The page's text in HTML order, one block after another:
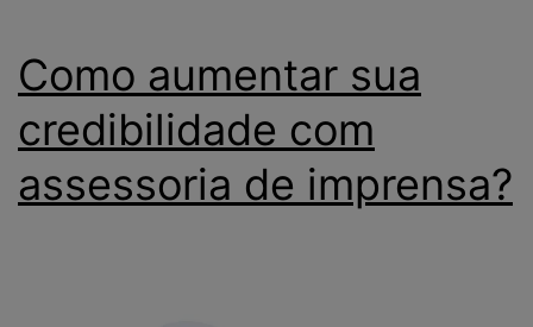
Como aumentar sua
credibilidade com
assessoria de imprensa?